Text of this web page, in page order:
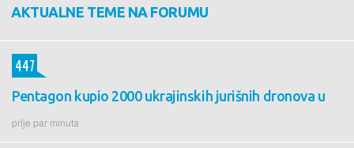
AKTUALNE TEME NA FORUMU
Pentagon kupio 2000 ukrajinskih jurišnih dronova u
prije par minuta
447